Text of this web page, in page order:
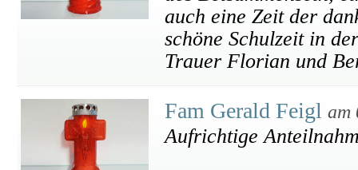
auch eine Zeit der
schöne Schulzeit in
Trauer Florian und
Fam Gerald Feigl am
Aufrichtige